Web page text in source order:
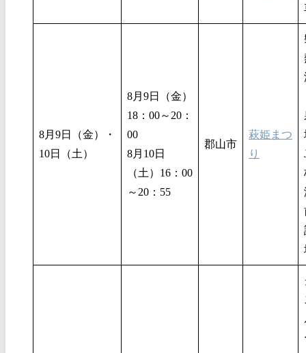
8月9日（金）・
10日（土）
8月9日（金）
18：00～20：
00
8月10日
（土）16：00
～20：55
郡山市
萩姫まつ
り